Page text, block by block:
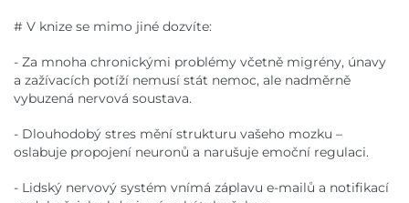
# V knize se mimo jiné dozvíte:
- Za mnoha chronickými problémy včetně migrény, únavy
a zažívacích potíží nemusí stát nemoc, ale nadměrně
vybuzená nervová soustava.
- Dlouhodobý stres mění strukturu vašeho mozku –
oslabuje propojení neuronů a narušuje emoční regulaci.
- Lidský nervový systém vnímá záplavu e-mailů a notifikací